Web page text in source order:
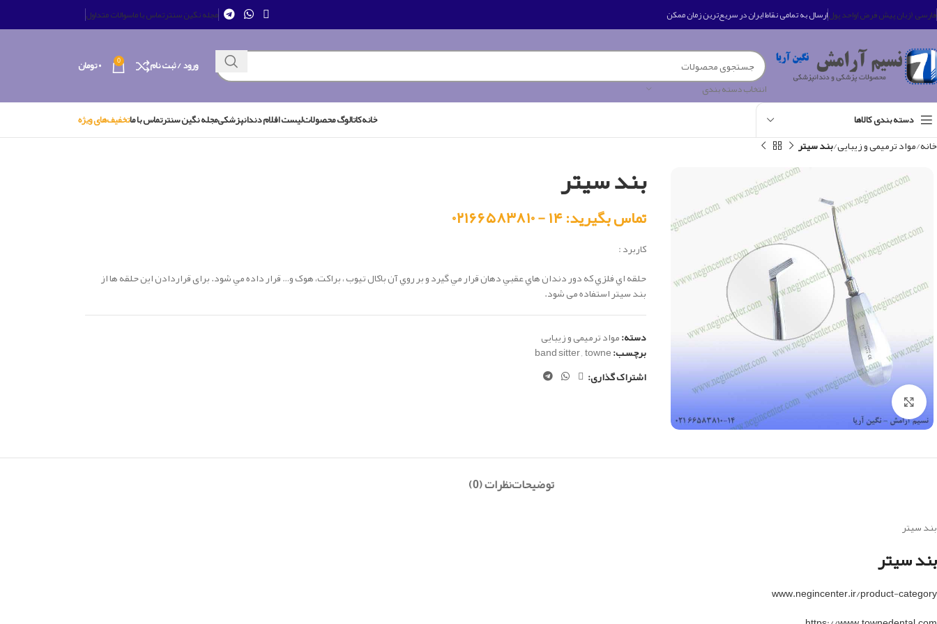
فارسی (زبان پیش فرض)واحد پولارسال به تمامی نقاط ایران در سریع‌ترین زمان ممکن مجله نگین سنترتماس با ماسوالات متداول
انتخاب دسته بندی
ورود / ثبت نام 0 ۰تومان
دسته بندی کالاها خانهکاتالوگ محصولاتلیست اقلام دندانپزشکیمجله نگین سنترتماس با ماتخفیف‌های ویژه
خانه مواد ترمیمی و زیبایی بند سیتر
بند سیتر
تماس بگیرید: ۱۴ - ۰۲۱۶۶۵۸۳۸۱۰
کاربرد :
حلقه اي فلزي که دور دندان هاي عقبي دهان قرار مي گيرد و بر روي آن باکال تيوب ، براکت، هوک و… قرار داده مي شود. برای قراردادن این حلقه ها از
بند سیتر استفاده می شود.
دسته:مواد ترمیمی و زیبایی
برچسب: band sitter,towne
اشتراک گذاری:
توضیحاتنظرات (0)
بند سیتر
بند سیتر
www.negincenter.ir/product-category